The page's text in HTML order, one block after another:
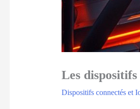
Les
Dispositifs connectés et